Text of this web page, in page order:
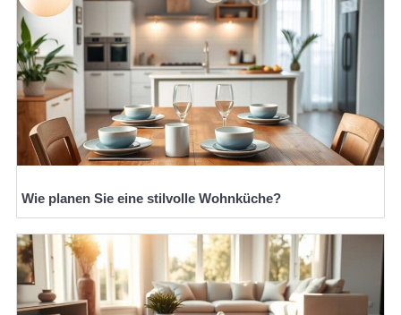
Wie planen Sie eine stilvolle Wohnküche?